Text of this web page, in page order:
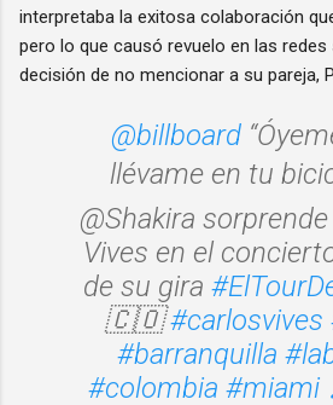
interpretaba la exitosa colaboración
pero lo que causó revuelo en las
decisión de no mencionar a su pareja,
@billboard
llévame en tu
@Shakira
Vives en el
de su gira
🇨🇴#carlosvives
#barranquilla
#colombia #miami